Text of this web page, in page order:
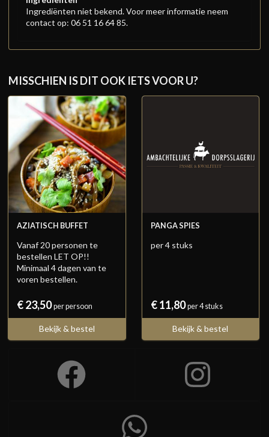
Ingrediënten niet bekend. Voor meer informatie neem
contact op: 06 51 16 64 85.
MISSCHIEN IS DIT OOK IETS VOOR U?
AZIATISCH BUFFET
Vanaf 20 personen te
bestellen LET OP!!
Minimaal 4 dagen van te
voren bestellen.
€ 23,50per persoon
Bekijk & bestel
PANGA SPIES
per 4 stuks
€ 11,80per 4 stuks
Bekijk & bestel